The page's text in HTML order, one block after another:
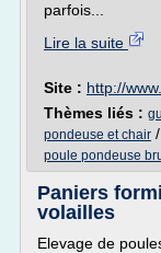
parfois...
Lire la suite
Site : http://
Thèmes liés :
pondeuse et chair /
poule pondeuse
Paniers
volailles
Elevage de